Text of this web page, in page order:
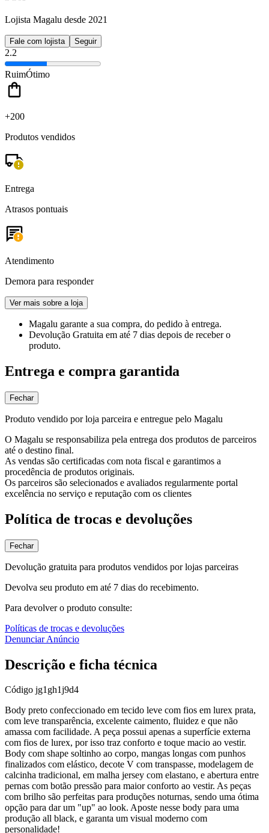
Lojista Magalu desde 2021
Fale com lojista Seguir
2.2
RuimÓtimo
+200
Produtos vendidos
Entrega
Atrasos pontuais
Atendimento
Demora para responder
Ver mais sobre a loja
Magalu garante a sua compra, do pedido à entrega.
Devolução Gratuita em até 7 dias depois de receber o
produto.
Entrega e compra garantida
Fechar
Produto vendido por loja parceira e entregue pelo Magalu
O Magalu se responsabiliza pela entrega dos produtos de parceiros
até o destino final.
As vendas são certificadas com nota fiscal e garantimos a
procedência de produtos originais.
Os parceiros são selecionados e avaliados regularmente portal
excelência no serviço e reputação com os clientes
Política de trocas e devoluções
Fechar
Devolução gratuita para produtos vendidos por lojas parceiras
Devolva seu produto em até 7 dias do recebimento.
Para devolver o produto consulte:
Políticas de trocas e devoluções
Denunciar Anúncio
Descrição e ficha técnica
Código jg1gh1j9d4
Body preto confeccionado em tecido leve com fios em lurex prata,
com leve transparência, excelente caimento, fluidez e que não
amassa com facilidade. A peça possui apenas a superfície externa
com fios de lurex, por isso traz conforto e toque macio ao vestir.
Body com shape soltinho ao corpo, mangas longas com punhos
finalizados com elástico, decote V com transpasse, modelagem de
calcinha tradicional, em malha jersey com elastano, e abertura entre
pernas com botão pressão para maior conforto ao vestir. As peças
com brilho são perfeitas para produções noturnas, sendo uma ótima
opção para dar um "up" ao look. Aposte nesse body para uma
produção all black, e garanta um visual moderno com
personalidade!